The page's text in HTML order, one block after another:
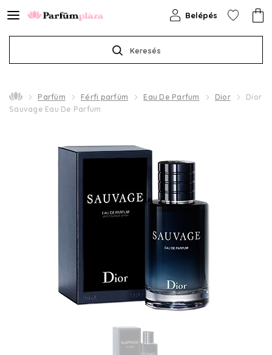
Keresés
Belépés
Parfüm Férfi parfüm Eau De Parfum Dior
Dior
Sauvage Eau De Parfum